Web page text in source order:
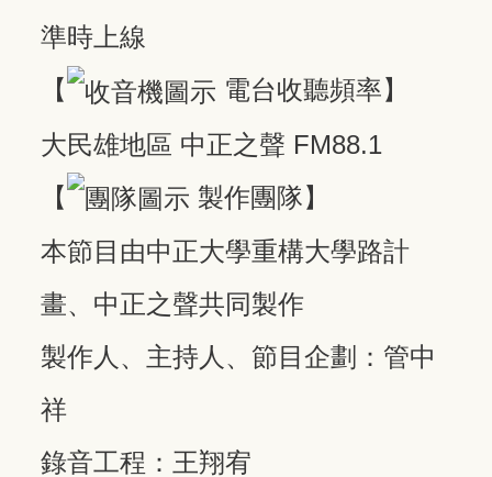
準時上線
【
電台收聽頻率】
大民雄地區 中正之聲 FM88.1
【
製作團隊】
本節目由中正大學重構大學路計
畫、中正之聲共同製作
製作人、主持人、節目企劃：管中
祥
錄音工程：王翔宥